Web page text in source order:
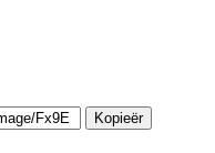
Kopieër